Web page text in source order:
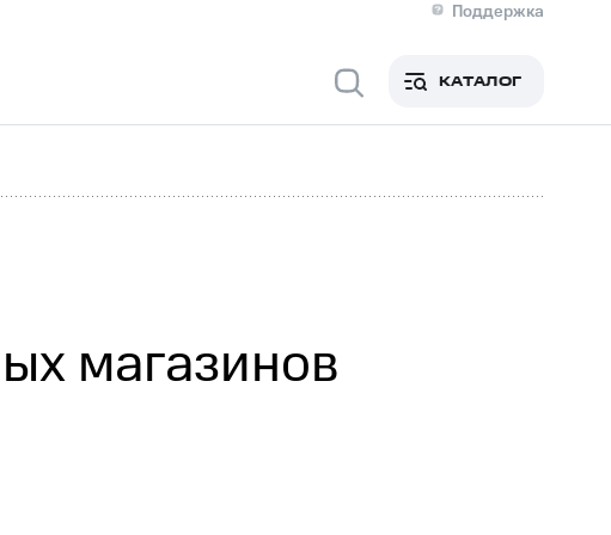
Поддержка
Медиа-центр
КонтактыНовости в регионе
Контроль и аудитРынок акций
КАТАЛОГ
магазинов